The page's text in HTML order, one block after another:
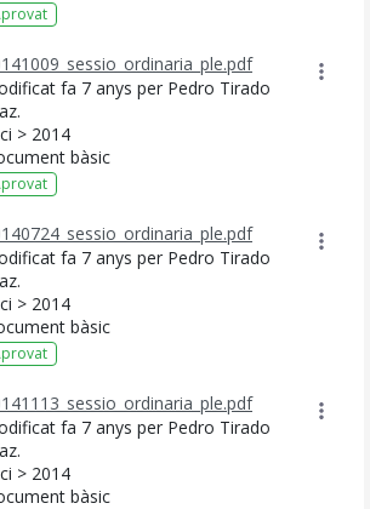
fa 7 anys per Pedro Tirado
> 2014
bàsic
fa 7 anys per Pedro Tirado
> 2014
bàsic
fa 7 anys per Pedro Tirado
> 2014
bàsic